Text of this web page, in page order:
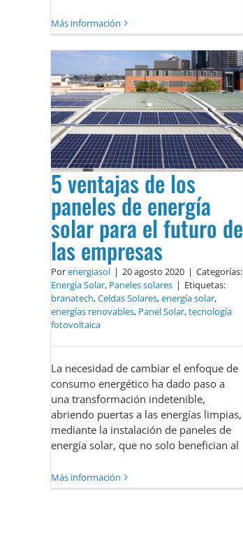
Más información
5 ventajas de los
paneles de energía
solar para el futuro de
las empresas
Porenergiasol | 20 agosto 2020 | Categorías:
Energía Solar, Paneles solares | Etiquetas:
branatech,Celdas Solares,energía solar,
energías renovables, Panel Solar,tecnología
fotovoltaica
La necesidad de cambiar el enfoque de
consumo energético ha dado paso a
una transformación indetenible,
abriendo puertas a las energías limpias,
mediante la instalación de paneles de
energía solar, que no solo benefician al
Más información